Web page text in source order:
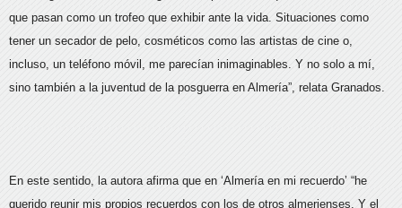
que pasan como un trofeo que exhibir ante la vida. Situaciones como
tener un secador de pelo, cosméticos como las artistas de cine o,
incluso, un teléfono móvil, me parecían inimaginables. Y no solo a mí,
sino también a la juventud de la posguerra en Almería”, relata Granados.
En este sentido, la autora afirma que en ‘Almería en mi recuerdo’ “he
querido reunir mis propios recuerdos con los de otros almerienses. Y el